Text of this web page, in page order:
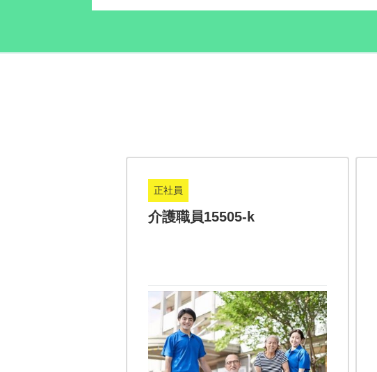
正社員
介護職員15505-k